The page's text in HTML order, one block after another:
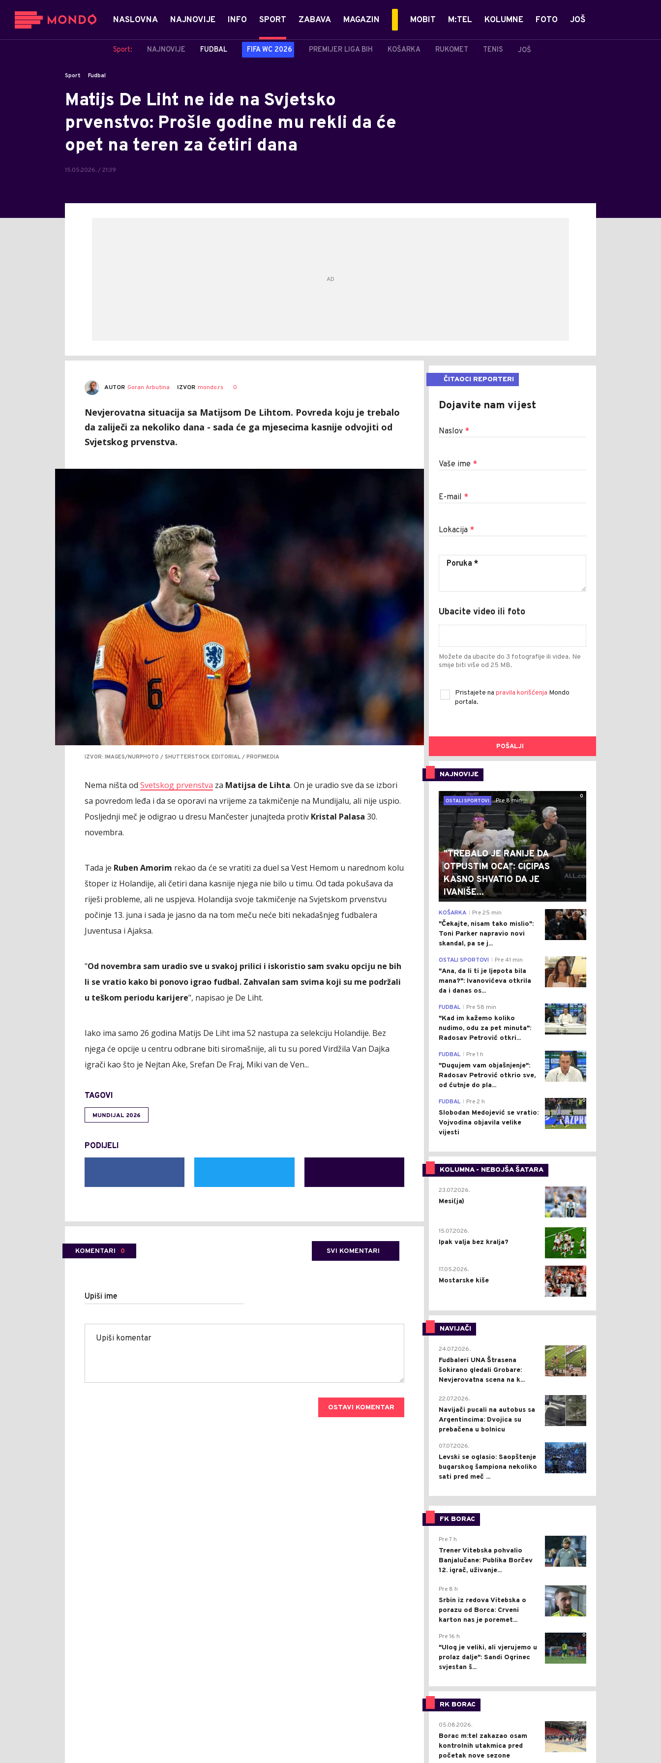
NASLOVNA NAJNOVIJE INFO SPORT
Sport: NAJNOVIJE FUDBAL FIFA WC 2026 PREMIJER LIGA BIH KOŠARKA RUKOMET TENIS JOŠ
ZABAVA MAGAZIN MOBIT M:TEL KOLUMNE FOTO JOŠ
Sport Fudbal
Matijs De Liht ne ide na Svjetsko
prvenstvo: Prošle godine mu rekli da će
opet na teren za četiri dana
15.05.2026. / 21:39
AUTOR Goran Arbutina IZVOR mondo.rs 0
Nevjerovatna situacija sa Matijsom De Lihtom. Povreda koju je trebalo
da zaliječi za nekoliko dana - sada će ga mjesecima kasnije odvojiti od
Svjetskog prvenstva.
IZVOR: IMAGES/NURPHOTO / SHUTTERSTOCK EDITORIAL / PROFIMEDIA
Nema ništa od Svetskog prvenstva za Matijsa de Lihta. On je uradio sve da se izbori
sa povredom leđa i da se oporavi na vrijeme za takmičenje na Mundijalu, ali nije uspio.
Posljednji meč je odigrao u dresu Mančester junajteda protiv Kristal Palasa 30.
novembra.
Tada je Ruben Amorim rekao da će se vratiti za duel sa Vest Hemom u narednom kolu
štoper iz Holandije, ali četiri dana kasnije njega nie bilo u timu. Od tada pokušava da
riješi probleme, ali ne uspjeva. Holandija svoje takmičenje na Svjetskom prvenstvu
počinje 13. juna i sada je jasno da na tom meču neće biti nekadašnjeg fudbalera
Juventusa i Ajaksa.
"Od novembra sam uradio sve u svakoj prilici i iskoristio sam svaku opciju ne bih
li se vratio kako bi ponovo igrao fudbal. Zahvalan sam svima koji su me podržali
u teškom periodu karijere", napisao je De Liht.
Iako ima samo 26 godina Matijs De Liht ima 52 nastupa za selekciju Holandije. Bez
njega će opcije u centru odbrane biti siromašnije, ali tu su pored Virdžila Van Dajka
igrači kao što je Nejtan Ake, Srefan De Fraj, Miki van de Ven...
TAGOVI
MUNDIJAL 2026
PODIJELI
KOMENTARI 0 SVI KOMENTARI
Upiši ime
OSTAVI KOMENTAR
ČITAOCI REPORTERI
Dojavite nam vijest
Naslov *
Vaše ime *
E-mail *
Lokacija *
Ubacite video ili foto
Možete da ubacite do 3 fotografije ili videa. Ne
smije biti više od 25 MB.
Pristajete na pravila korišćenja Mondo
portala.
POŠALJI
NAJNOVIJE
0
OSTALI SPORTOVI
Pre 8 min
"TREBALO JE RANIJE DA
OTPUSTIM OCA": CICIPAS
KASNO SHVATIO DA JE
IVANIŠE...
0
KOŠARKA Pre 25 min
"Čekajte, nisam tako mislio":
Toni Parker napravio novi
skandal, pa se j...
0
OSTALI SPORTOVI Pre 41 min
"Ana, da li ti je ljepota bila
mana?": Ivanovićeva otkrila
da i danas os...
0
FUDBAL Pre 58 min
"Kad im kažemo koliko
nudimo, odu za pet minuta":
Radosav Petrović otkri...
0
FUDBAL Pre 1 h
"Dugujem vam objašnjenje":
Radosav Petrović otkrio sve,
od ćutnje do pla...
0
FUDBAL Pre 2 h
Slobodan Medojević se vratio:
Vojvodina objavila velike
vijesti
KOLUMNA - NEBOJŠA ŠATARA
0
23.07.2026.
Mesi(ja)
2
15.07.2026.
Ipak valja bez kralja?
0
17.05.2026.
Mostarske kiše
NAVIJAČI
0
24.07.2026.
Fudbaleri UNA Štrasena
šokirano gledali Grobare:
Nevjerovatna scena na k...
0
22.07.2026.
Navijači pucali na autobus sa
Argentincima: Dvojica su
prebačena u bolnicu
1
07.07.2026.
Levski se oglasio: Saopštenje
bugarskog šampiona nekoliko
sati pred meč ...
FK BORAC
0
Pre 7 h
Trener Vitebska pohvalio
Banjalučane: Publika Borčev
12. igrač, uživanje...
0
Pre 8 h
Srbin iz redova Vitebska o
porazu od Borca: Crveni
karton nas je poremet...
0
Pre 16 h
"Ulog je veliki, ali vjerujemo u
prolaz dalje": Sandi Ogrinec
svjestan š...
RK BORAC
0
05.08.2026.
Borac m:tel zakazao osam
kontrolnih utakmica pred
početak nove sezone